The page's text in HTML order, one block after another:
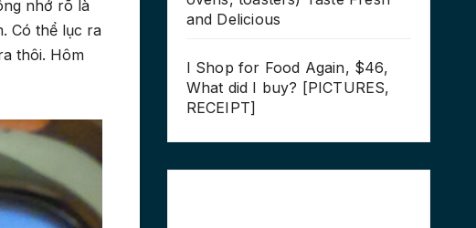
nhớ rõ là
Có thể lục ra
thôi. Hôm
and Delicious
I Shop for Food Again, $46,
What did I buy? [PICTURES,
RECEIPT]